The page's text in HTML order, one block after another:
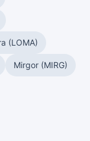
(LOMA)
Mirgor (MIRG)